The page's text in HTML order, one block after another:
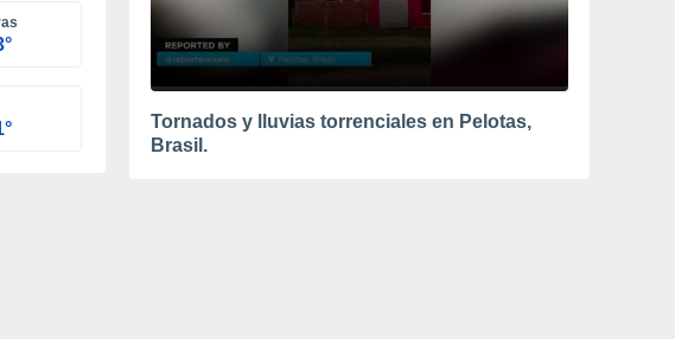
Tornados y lluvias torrenciales en Pelotas,
Brasil.